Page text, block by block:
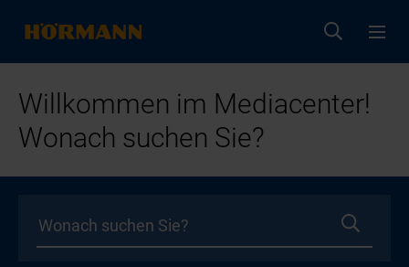
Willkommen im Mediacenter!
Wonach suchen Sie?